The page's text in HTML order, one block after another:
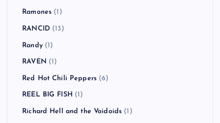
Ramones (1)
RANCID (13)
Randy(1)
RAVEN (1)
Red Hot Chili Peppers (6)
REEL BIG FISH (1)
Richard Hell and the Voidoids (1)